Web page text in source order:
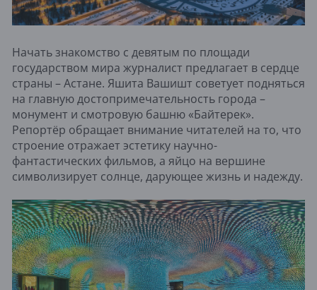
Начать знакомство с девятым по площади
государством мира журналист предлагает в сердце
страны – Астане. Яшита Вашишт советует подняться
на главную достопримечательность города –
монумент и смотровую башню «Байтерек».
Репортёр обращает внимание читателей на то, что
строение отражает эстетику научно-
фантастических фильмов, а яйцо на вершине
символизирует солнце, дарующее жизнь и надежду.